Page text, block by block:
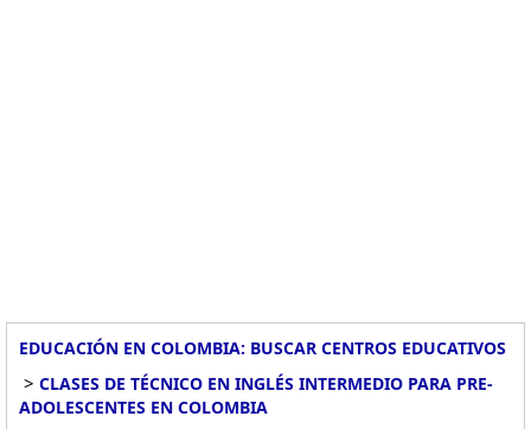
EDUCACIÓN EN COLOMBIA: BUSCAR CENTROS EDUCATIVOS
> CLASES DE TÉCNICO EN INGLÉS INTERMEDIO PARA PRE-
ADOLESCENTES EN COLOMBIA